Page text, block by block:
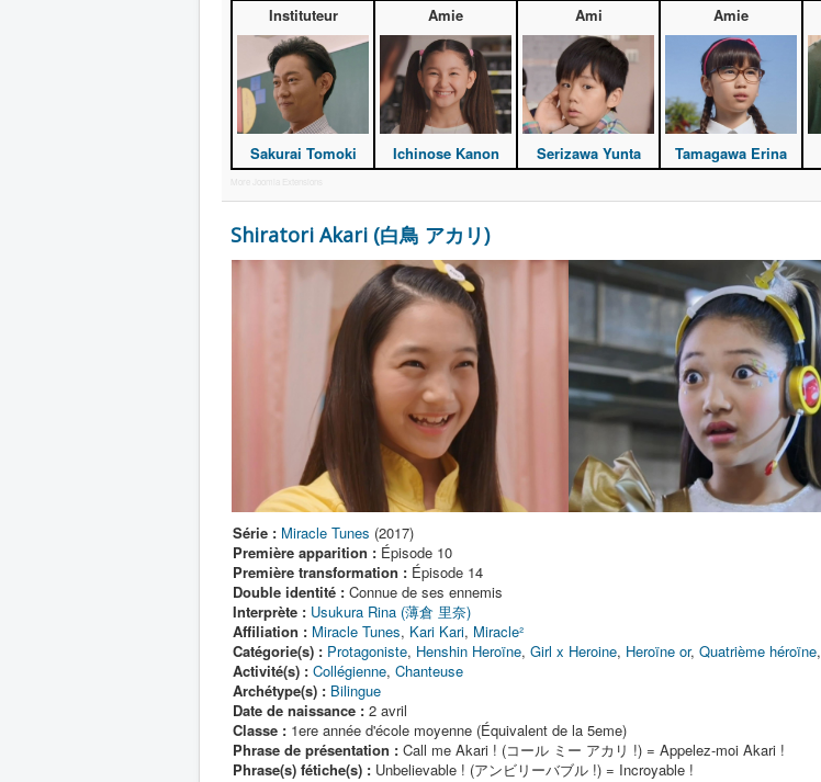
Instituteur
Sakurai Tomoki
Amie
Ichinose Kanon
Ami
Serizawa Yunta
Amie
Tamagawa Erina
More Joomla Extensions
Shiratori Akari (白鳥 アカリ)
Série : Miracle Tunes (2017)
Première apparition : Épisode 10
Première transformation : Épisode 14
Double identité : Connue de ses ennemis
Interprète : Usukura Rina (薄倉 里奈)
Affiliation : Miracle Tunes, Kari Kari, Miracle²
Catégorie(s) : Protagoniste, Henshin Heroïne, Girl x Heroine, Heroïne or, Quatrième héroïne,
Activité(s) : Collégienne, Chanteuse
Archétype(s) : Bilingue
Date de naissance : 2 avril
Classe : 1ere année d'école moyenne (Équivalent de la 5eme)
Phrase de présentation : Call me Akari ! (コール ミー アカリ !) = Appelez-moi Akari !
Phrase(s) fétiche(s) : Unbelievable ! (アンビリーバブル !) = Incroyable !